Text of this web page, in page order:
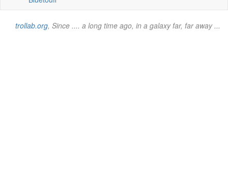
trollab.org, Since .... a long time ago, in a galaxy far, far away ...